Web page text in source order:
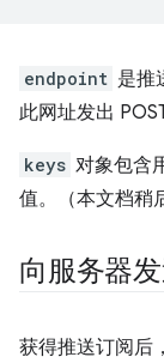
endpoint 是推
此网址发出
keys 对象包含
值。（本文档稍
向服务器
获得推送订阅后